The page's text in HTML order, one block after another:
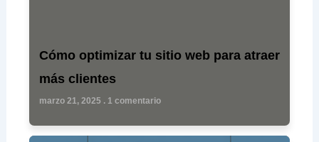
Cómo optimizar tu sitio web para atraer
más clientes
marzo 21, 2025 1 comentario